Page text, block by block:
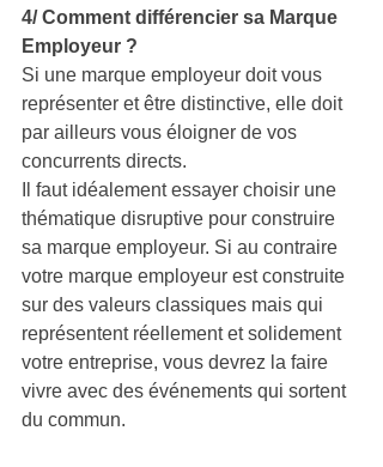
4/ Comment différencier sa Marque
Employeur ?
Si une marque employeur doit vous
représenter et être distinctive, elle doit
par ailleurs vous éloigner de vos
concurrents directs.
Il faut idéalement essayer choisir une
thématique disruptive pour construire
sa marque employeur. Si au contraire
votre marque employeur est construite
sur des valeurs classiques mais qui
représentent réellement et solidement
votre entreprise, vous devrez la faire
vivre avec des événements qui sortent
du commun.